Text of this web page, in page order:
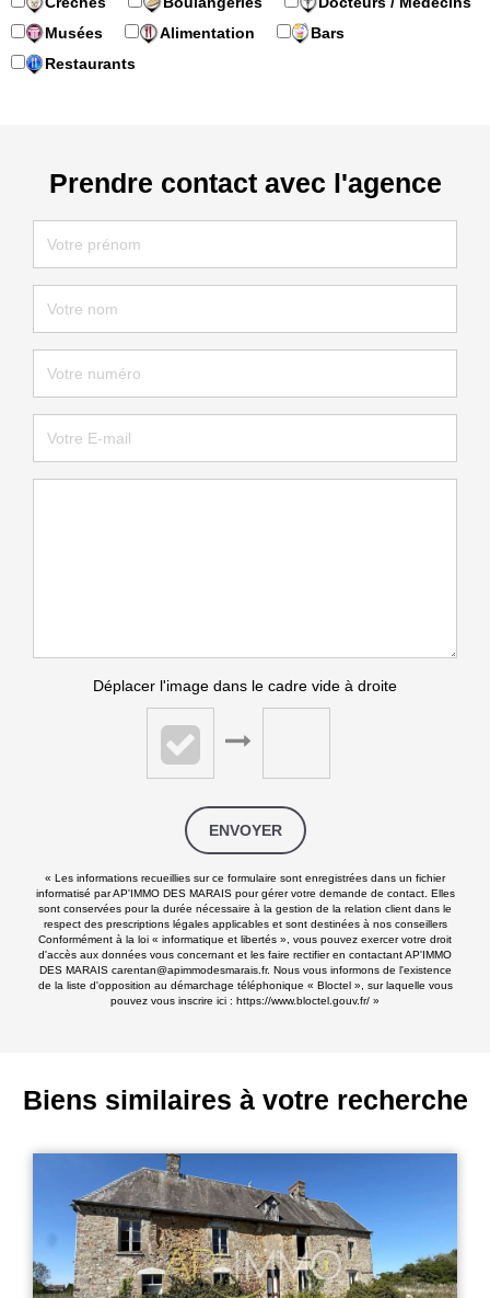
Musées
Alimentation
Bars
Restaurants
Prendre contact avec l'agence
Déplacer l'image dans le cadre vide à droite
ENVOYER
« Les informations recueillies sur ce formulaire sont enregistrées dans un fichier
informatisé par AP'IMMO DES MARAIS pour gérer votre demande de contact. Elles
sont conservées pour la durée nécessaire à la gestion de la relation client dans le
respect des prescriptions légales applicables et sont destinées à nos conseillers
Conformément à la loi « informatique et libertés », vous pouvez exercer votre droit
d'accès aux données vous concernant et les faire rectifier en contactant AP'IMMO
DES MARAIS carentan@apimmodesmarais.fr. Nous vous informons de l'existence
de la liste d'opposition au démarchage téléphonique « Bloctel », sur laquelle vous
pouvez vous inscrire ici : https://www.bloctel.gouv.fr/ »
Biens similaires à votre recherche